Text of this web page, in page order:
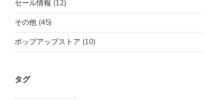
セール情報 (12)
その他 (45)
ポップアップストア (10)
タグ